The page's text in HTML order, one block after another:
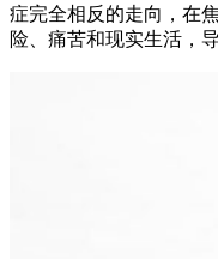
症完全相反的走向，在
险、痛苦和现实生活，